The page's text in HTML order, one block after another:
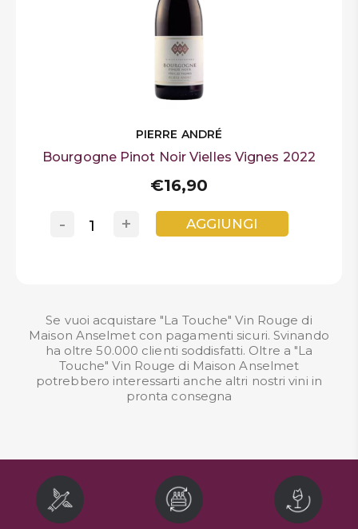
PIERRE ANDRÉ
Bourgogne Pinot Noir Vielles Vignes 2022
€16,90
+
- AGGIUNGI
Se vuoi acquistare "La Touche" Vin Rouge di
Maison Anselmet con pagamenti sicuri. Svinando
ha oltre 50.000 clienti soddisfatti. Oltre a "La
Touche" Vin Rouge di Maison Anselmet
potrebbero interessarti anche altri nostrivini in
pronta consegna